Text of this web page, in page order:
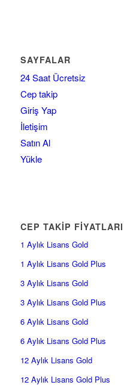
SAYFALAR
24 Saat Ücretsiz
Cep takip
Giriş Yap
İletişim
Satın Al
Yükle
CEP TAKİP FİYATLARI
1 Aylık Lisans Gold
1 Aylık Lisans Gold Plus
3 Aylık Lisans Gold
3 Aylık Lisans Gold Plus
6 Aylık Lisans Gold
6 Aylık Lisans Gold Plus
12 Aylık Lisans Gold
12 Aylık Lisans Gold Plus